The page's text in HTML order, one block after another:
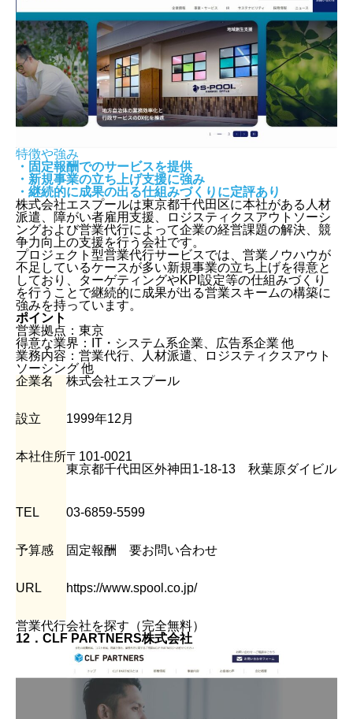
特徴や強み
・固定報酬でのサービスを提供
・新規事業の立ち上げ支援に強み
・継続的に成果の出る仕組みづくりに定評あり
株式会社エスプールは東京都千代田区に本社がある人材
派遣、障がい者雇用支援、ロジスティクスアウトソーシ
ングおよび営業代行によって企業の経営課題の解決、競
争力向上の支援を行う会社です。
プロジェクト型営業代行サービスでは、営業ノウハウが
不足しているケースが多い新規事業の立ち上げを得意と
しており、ターゲティングやKPI設定等の仕組みづくり
を行うことで継続的に成果が出る営業スキームの構築に
強みを持っています。
ポイント
営業拠点：東京
得意な業界：IT・システム系企業、広告系企業 他
業務内容：営業代行、人材派遣、ロジスティクスアウト
ソーシング 他
企業名
株式会社エスプール
設立 1999年12月
本社住所〒101-0021
東京都千代田区外神田1-18-13 秋葉原ダイビル6F
TEL 03-6859-5599
予算感 固定報酬 要お問い合わせ
URL https://www.spool.co.jp/
営業代行会社を探す（完全無料）
12．CLF PARTNERS株式会社